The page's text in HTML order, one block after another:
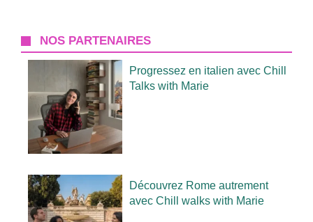
NOS PARTENAIRES
Progressez en italien avec Chill
Talks with Marie
Découvrez Rome autrement
avec Chill walks with Marie